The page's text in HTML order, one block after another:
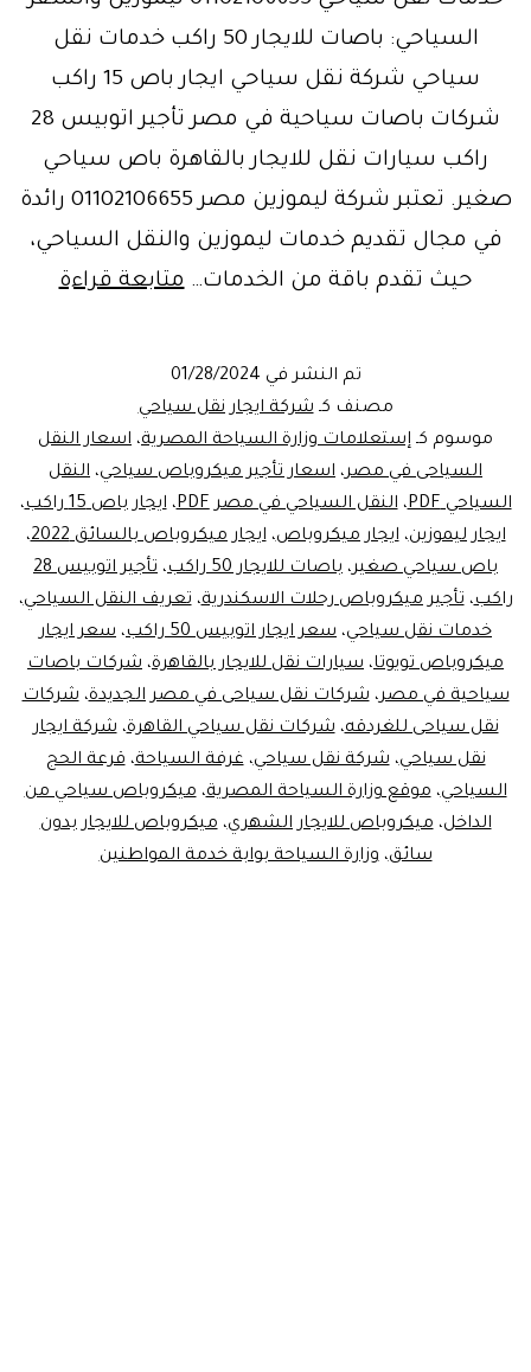
السياحي: باصات للايجار 50 راكب خدمات نقل
سياحي شركة نقل سياحي ايجار باص 15 راكب
شركات باصات سياحية في مصر تأجير اتوبيس 28
راكب سيارات نقل للايجار بالقاهرة باص سياحي
صغير. تعتبر شركة ليموزين مصر 01102106655 رائدة
في مجال تقديم خدمات ليموزين والنقل السياحي،
حيث تقدم باقة من الخدمات…متابعة قراءةخدمة
تم النشر في 01/28/2024
مصنف كـشركة ايجار نقل سياحي
موسوم كـ إستعلامات وزارة السياحة المصرية، اسعار النقل
السياحى في مصر، اسعار تأجير ميكروباص سياحي، النقل
السياحي PDF
،النقل السياحي في مصر PDF ،ايجار باص 15 راكب
،
ايجار ليموزين،ايجار ميكروباص،ايجار ميكروباص بالسائق 2022
،
باص سياحي صغير، باصات للايجار 50 راكب ،
تأجير اتوبيس 28
راكب،تأجير ميكروباص رحلات الاسكندرية،تعريف النقل السياحي،
خدمات نقل سياحي، سعر ايجار اتوبيس 50 راكب ، سعر ايجار
ميكروباص تويوتا، سيارات نقل للايجار بالقاهرة، شركات باصات
سياحية في مصر،شركات نقل سياحى في مصر الجديدة،شركات
نقل سياحى للغردقه،شركات نقل سياحي القاهرة،شركة ايجار
نقل سياحي،شركة نقل سياحي،غرفة السياحة،قرعة الحج
السياحي،موقع وزارة السياحة المصرية،ميكروباص سياحي من
الداخل،ميكروباص للايجار الشهري،ميكروباص للايجار بدون
سائق،وزارة السياحة بوابة خدمة المواطنين